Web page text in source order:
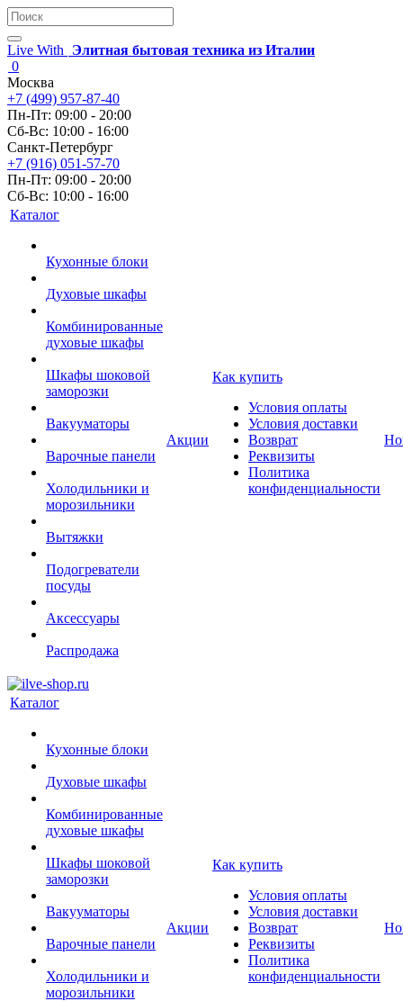
Live With
Элитная бытовая техника из Италии
0
Москва
+7 (499) 957-87-40
Пн-Пт: 09:00 - 20:00
Сб-Вс: 10:00 - 16:00
Санкт-Петербург
+7 (916) 051-57-70
Пн-Пт: 09:00 - 20:00
Сб-Вс: 10:00 - 16:00
Каталог
Кухонные блоки
Духовые шкафы
Комбинированные
духовые шкафы
Шкафы шоковой
заморозки
Вакууматоры
Варочные панели
Холодильники и
морозильники
Вытяжки
Подогреватели
посуды
Аксессуары
Распродажа
Акции
Как купить
Условия оплаты
Условия доставки
Возврат
Реквизиты
Политика
конфиденциальности
Каталог
Кухонные блоки
Духовые шкафы
Комбинированные
духовые шкафы
Шкафы шоковой
заморозки
Вакууматоры
Варочные панели
Холодильники и
морозильники
Акции
Как купить
Условия оплаты
Условия доставки
Возврат
Реквизиты
Политика
конфиденциальности